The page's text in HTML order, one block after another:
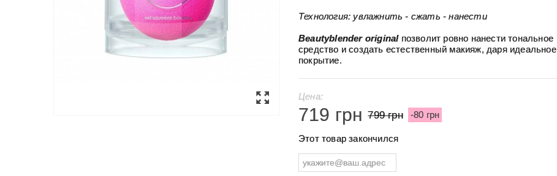
Технология: увлажнить - сжать - нанести
Beautyblеnder original позволит ровно нанести тональное
средство и создать естественный макияж, даря идеальное
покрытие.
Цена:
719 грн 799 грн -80 грн
Этот товар закончился